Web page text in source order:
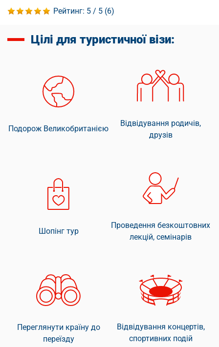
Рейтинг: 5 / 5 (6)
Цілі для туристичної візи:
Подорож Великобританією
Відвідування родичів,
друзів
Шопінг тур
Проведення безкоштовних
лекцій, семінарів
Переглянути країну до
переїзду
Відвідування концертів,
спортивних подій